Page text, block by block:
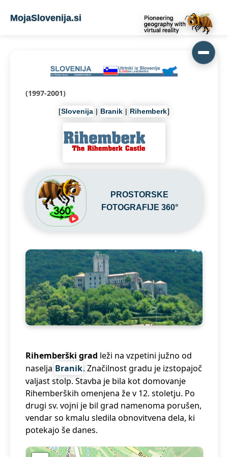
MojaSlovenija.si
(1997-2001)
[Slovenija Branik Rihemberk]
PROSTORSKE
FOTOGRAFIJE 360°
Rihemberški grad leži na vzpetini južno od
naselja Branik. Značilnost gradu je izstopajoč
valjast stolp. Stavba je bila kot domovanje
Rihemberških omenjena že v 12. stoletju. Po
drugi sv. vojni je bil grad namenoma porušen,
vendar so kmalu sledila obnovitvena dela, ki
potekajo še danes.